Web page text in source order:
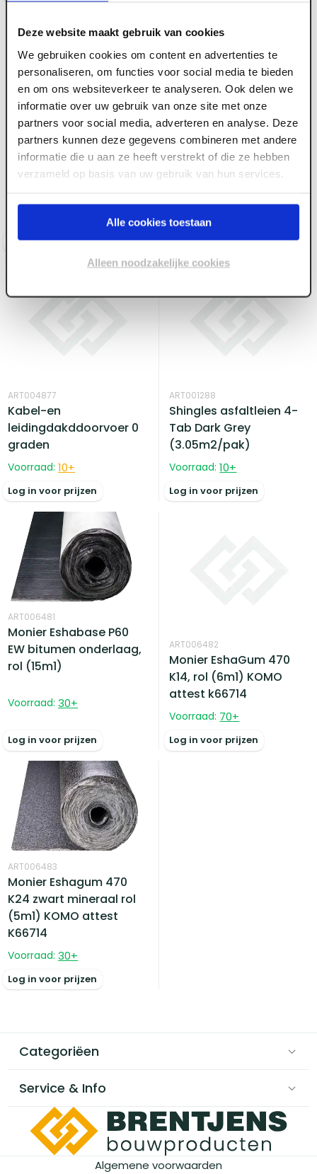
Deze website maakt gebruik van cookies
We gebruiken cookies om content en advertenties te
personaliseren, om functies voor social media te bieden
en om ons websiteverkeer te analyseren. Ook delen we
informatie over uw gebruik van onze site met onze
partners voor social media, adverteren en analyse. Deze
partners kunnen deze gegevens combineren met andere
informatie die u aan ze heeft verstrekt of die ze hebben
verzameld op basis van uw gebruik van hun services.
Alle cookies toestaan
Alleen noodzakelijke cookies
ART001290
Shingles asfaltleien
xT25-Tile Red Blend
Log in voor prijzen
ART004935
Rioolontluchtingspan
Ubiflex universeel 5-55
Voorraad:
Log in voor prijzen
ART004877
Kabel-en
leidingdakddoorvoer 0
graden
Voorraad: 10+
Log in voor prijzen
ART001288
Shingles asfaltleien 4-
Tab Dark Grey
(3.05m2/pak)
Voorraad: 10+
Log in voor prijzen
ART006481
Monier Eshabase P60
EW bitumen onderlaag,
rol (15m1)
Voorraad: 30+
Log in voor prijzen
ART006482
Monier EshaGum 470
K14, rol (6m1) KOMO
attest k66714
Voorraad: 70+
Log in voor prijzen
ART006483
Monier Eshagum 470
K24 zwart mineraal rol
(5m1) KOMO attest
K66714
Voorraad: 30+
Log in voor prijzen
Categoriëen
Service & Info
Algemene voorwaarden